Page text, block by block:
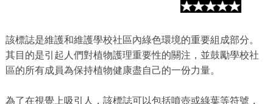
該標誌是維護和維護學校社區內綠色環境的重要組成部分。
其目的是引起人們對植物護理重要性的關注，並鼓勵學校社
區的所有成員為保持植物健康盡自己的一份力量。
為了在視覺上吸引人，該標誌可以包括噴壺或綠葉等符號，